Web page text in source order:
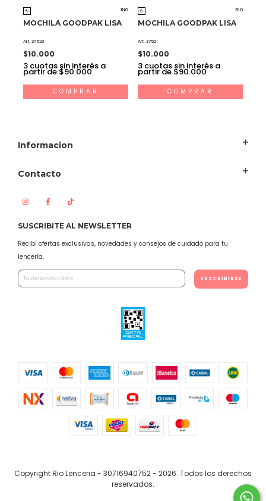
RIO
MOCHILA GOODPAK LISA
Art. 37523
$10.000
3 cuotas sin interés a
partir de $90.000
COMPRAR
RIO
MOCHILA GOODPAK LISA
Art. 37521
$10.000
3 cuotas sin interés a
partir de $90.000
COMPRAR
Informacion
Contacto
SUSCRIBITE AL NEWSLETTER
Recibí ofertas exclusivas, novedades y consejos de cuidado para tu
lencería.
Copyright Rio Lenceria - 30716940752 - 2026. Todos los derechos
reservados.